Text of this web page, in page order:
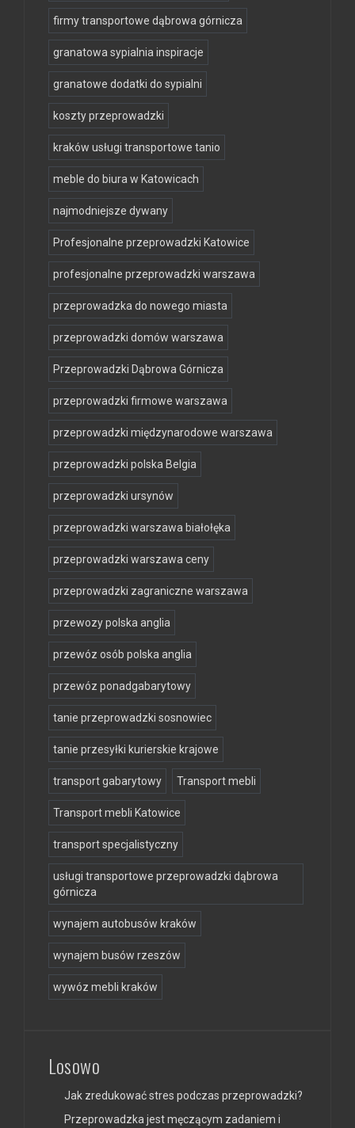
firmy transportowe dąbrowa górnicza
granatowa sypialnia inspiracje
granatowe dodatki do sypialni
koszty przeprowadzki
kraków usługi transportowe tanio
meble do biura w Katowicach
najmodniejsze dywany
Profesjonalne przeprowadzki Katowice
profesjonalne przeprowadzki warszawa
przeprowadzka do nowego miasta
przeprowadzki domów warszawa
Przeprowadzki Dąbrowa Górnicza
przeprowadzki firmowe warszawa
przeprowadzki międzynarodowe warszawa
przeprowadzki polska Belgia
przeprowadzki ursynów
przeprowadzki warszawa białołęka
przeprowadzki warszawa ceny
przeprowadzki zagraniczne warszawa
przewozy polska anglia
przewóz osób polska anglia
przewóz ponadgabarytowy
tanie przeprowadzki sosnowiec
tanie przesyłki kurierskie krajowe
transport gabarytowy Transport mebli
Transport mebli Katowice
transport specjalistyczny
usługi transportowe przeprowadzki dąbrowa
górnicza
wynajem autobusów kraków
wynajem busów rzeszów
wywóz mebli kraków
Losowo
Jak zredukować stres podczas przeprowadzki?
Przeprowadzka jest męczącym zadaniem i